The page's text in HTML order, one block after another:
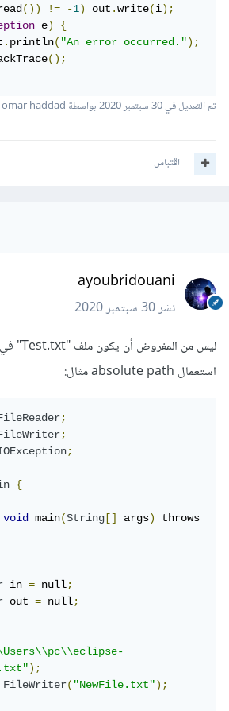
read()) != -1) out.write(i);
e)
{
.println("An error occurred.");
();
تم التعديل في30 سبتمبر 2020 بواسطة omar haddad
اقتباس
ayoubridouani
نشر30 سبتمبر 2020
استعمال absolute path مثال:
FileReader;
FileWriter;
IOException;
{
void main(String [] args)
in = null;
out = null;
);
FileWriter("NewFile.txt");